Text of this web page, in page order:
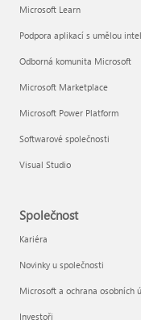
Microsoft Learn
Podpora aplikací s umělou
Odborná komunita Microsoft
Microsoft Marketplace
Microsoft Power Platform
Softwarové společnosti
Visual Studio
Společnost
Kariéra
Novinky u společnosti
Microsoft a ochrana osobních
Investoři